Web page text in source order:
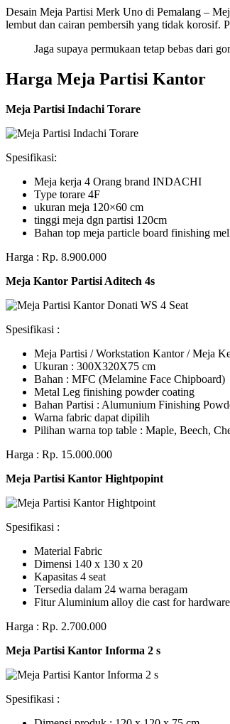
Desain Meja Partisi Merk Uno di Pemalang –
lembut dan cairan pembersih yang tidak korosif.
Jaga supaya permukaan tetap bebas dari
Harga Meja Partisi Kantor
Meja Partisi Indachi Torare
Spesifikasi:
Meja kerja 4 Orang brand INDACHI
Type torare 4F
ukuran meja 120×60 cm
tinggi meja dgn partisi 120cm
Bahan top meja particle board finishing
Harga : Rp. 8.900.000
Meja Kantor Partisi Aditech 4s
Spesifikasi :
Meja Partisi / Workstation Kantor / Meja
Ukuran : 300X320X75 cm
Bahan : MFC (Melamine Face Chipboard)
Metal Leg finishing powder coating
Bahan Partisi : Alumunium Finishing
Warna fabric dapat dipilih
Pilihan warna top table : Maple, Beech,
Harga : Rp. 15.000.000
Meja Partisi Kantor Hightpopint
Spesifikasi :
Material Fabric
Dimensi 140 x 130 x 20
Kapasitas 4 seat
Tersedia dalam 24 warna beragam
Fitur Aluminium alloy die cast for
Harga : Rp. 2.700.000
Meja Partisi Kantor Informa 2 s
Spesifikasi :